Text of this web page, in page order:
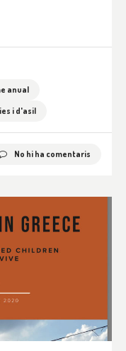
anual
i d'asil
No hi ha comentaris